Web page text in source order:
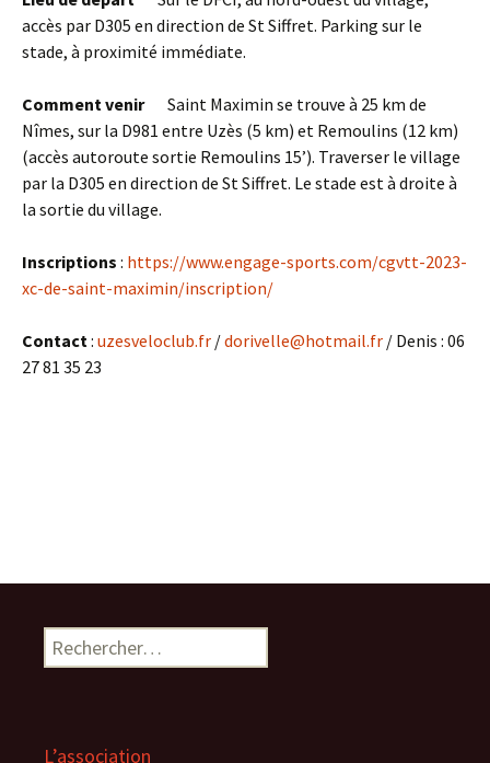
accès par D305 en direction de St Siffret. Parking sur le
stade, à proximité immédiate.
Comment venir Saint Maximin se trouve à 25 km de
Nîmes, sur la D981 entre Uzès (5 km) et Remoulins (12 km)
(accès autoroute sortie Remoulins 15’). Traverser le village
par la D305 en direction de St Siffret. Le stade est à droite à
la sortie du village.
Inscriptions : https://www.engage-sports.com/cgvtt-2023-
xc-de-saint-maximin/inscription/
Contact: uzesveloclub.fr /dorivelle@hotmail.fr / Denis : 06
27 81 35 23
Rechercher :
L’association